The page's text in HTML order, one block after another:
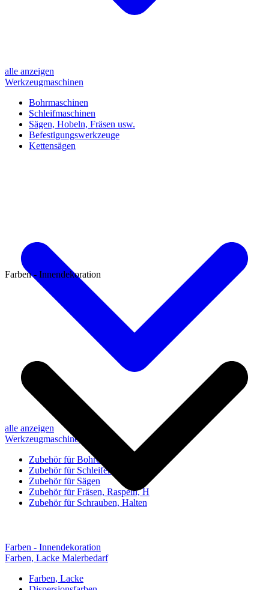
alle anzeigen
Werkzeugmaschinen
Bohrmaschinen
Schleifmaschinen
Sägen, Hobeln, Fräsen usw.
Befestigungswerkzeuge
Kettensägen
alle anzeigen
Werkzeugmaschinen-Zubehör
Zubehör für Bohren, Bohrhilfen
Zubehör für Schleifen, Poliere
Zubehör für Sägen
Zubehör für Fräsen, Raspeln, H
Zubehör für Schrauben, Halten
Farben - Innendekoration
Farben - Innendekoration
Farben, Lacke Malerbedarf
Farben, Lacke